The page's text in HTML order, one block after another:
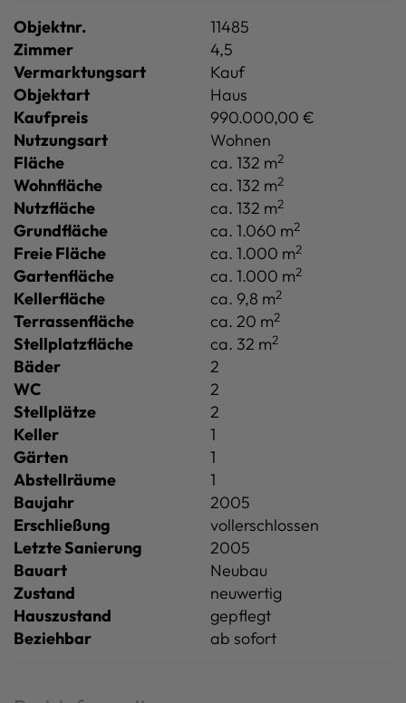
Objektnr.
11485
Zimmer
4,5
Vermarktungsart
Kauf
Objektart
Haus
Kaufpreis
990.000,00 €
Nutzungsart
Wohnen
Fläche
ca. 132 m2
Wohnfläche ca. 132 m2
Nutzfläche ca. 132 m2
Grundfläche ca. 1.060 m2
Freie Fläche ca. 1.000 m2
Gartenfläche ca. 1.000 m2
Kellerfläche ca. 9,8 m2
Terrassenfläche ca. 20 m2
Stellplatzfläche ca. 32 m2
Bäder
2
WC
2
Stellplätze
2
Keller
1
Gärten
1
Abstellräume
1
Baujahr
2005
Erschließung
vollerschlossen
Letzte Sanierung
2005
Bauart
Neubau
Zustand
neuwertig
Hauszustand
gepflegt
Beziehbar
ab sofort